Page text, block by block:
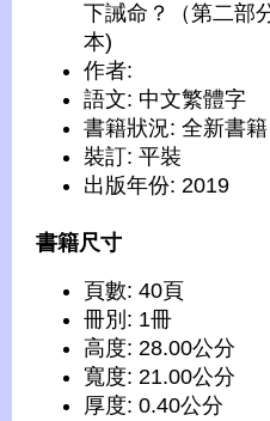
下誡命？（第二部
本)
作者:
語文: 中文繁體字
書籍狀況: 全新書籍
裝訂: 平裝
出版年份: 2019
書籍尺寸
頁數: 40頁
冊別: 1冊
高度: 28.00公分
寬度: 21.00公分
厚度: 0.40公分